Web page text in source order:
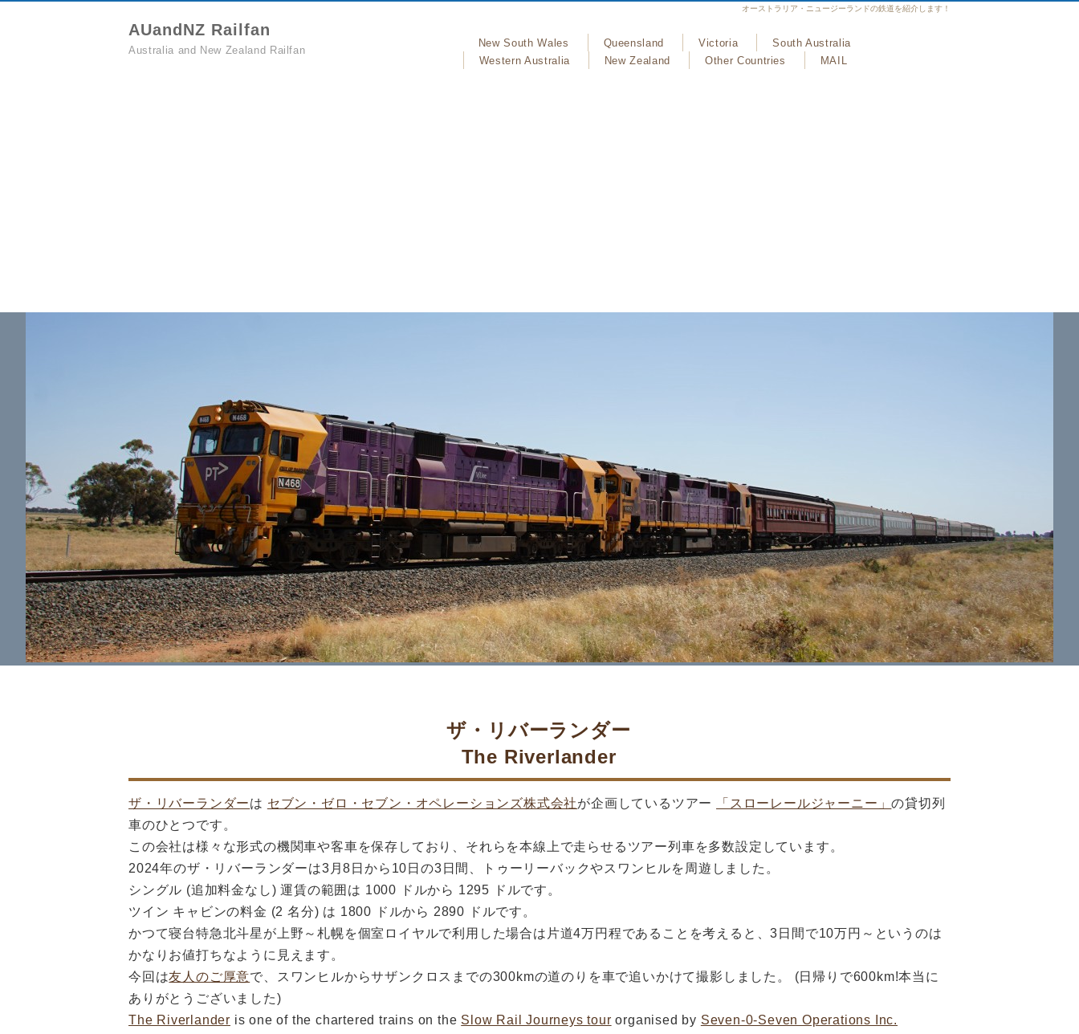
オーストラリア・ニュージーランドの鉄道を紹介します！
AUandNZ Railfan
Australia and New Zealand Railfan
New South Wales Queensland Victoria
South Australia
Western Australia
New Zealand Other Countries MAIL
ザ・リバーランダー
The Riverlander
ザ・リバーランダーは セブン・ゼロ・セブン・オペレーションズ株式会社が企画しているツアー 「スローレールジャーニー」の貸切列
車のひとつです。
この会社は様々な形式の機関車や客車を保存しており、それらを本線上で走らせるツアー列車を多数設定しています。
2024年のザ・リバーランダーは3月8日から10日の3日間、トゥーリーバックやスワンヒルを周遊しました。
シングル (追加料金なし) 運賃の範囲は 1000 ドルから 1295 ドルです。
ツイン キャビンの料金 (2 名分) は 1800 ドルから 2890 ドルです。
かつて寝台特急北斗星が上野～札幌を個室ロイヤルで利用した場合は片道4万円程であることを考えると、3日間で10万円～というのは
かなりお値打ちなように見えます。
今回は友人のご厚意で、スワンヒルからサザンクロスまでの300kmの道のりを車で追いかけて撮影しました。 (日帰りで600km!本当に
ありがとうございました)
The Riverlander is one of the chartered trains on the Slow Rail Journeys tour organised by Seven-0-Seven Operations Inc.